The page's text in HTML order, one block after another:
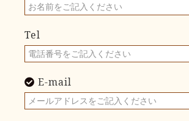
Tel
E-mail